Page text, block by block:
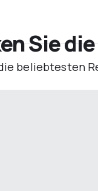
Sie
beliebtesten